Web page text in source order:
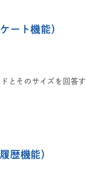
ート機能）
とそのサイズを回答す
歴機能）